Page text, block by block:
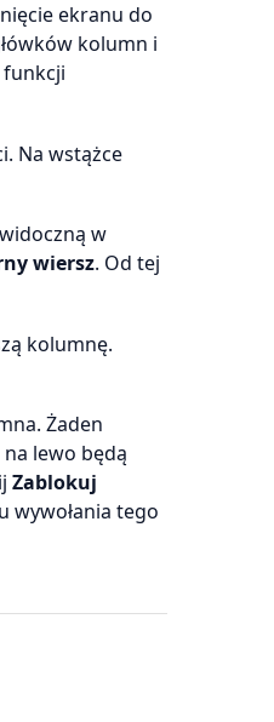
ekranu do
kolumn i
funkcji
Na wstążce
w
wiersz. Od tej
kolumnę.
Żaden
lewo będą
Zablokuj
wywołania tego